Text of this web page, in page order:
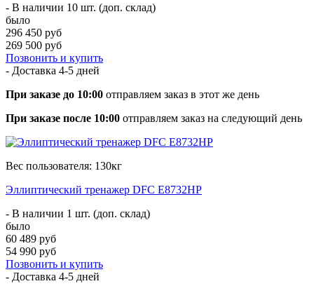
- В наличии 10 шт. (доп. склад)
было
296 450 руб
269 500 руб
Позвонить и купить
- Доставка 4-5 дней
При заказе до 10:00 отправляем заказ в этот же день
При заказе после 10:00 отправляем заказ на следующий день
Вес пользователя: 130кг
Эллиптический тренажер DFC E8732HP
- В наличии 1 шт. (доп. склад)
было
60 489 руб
54 990 руб
Позвонить и купить
- Доставка 4-5 дней